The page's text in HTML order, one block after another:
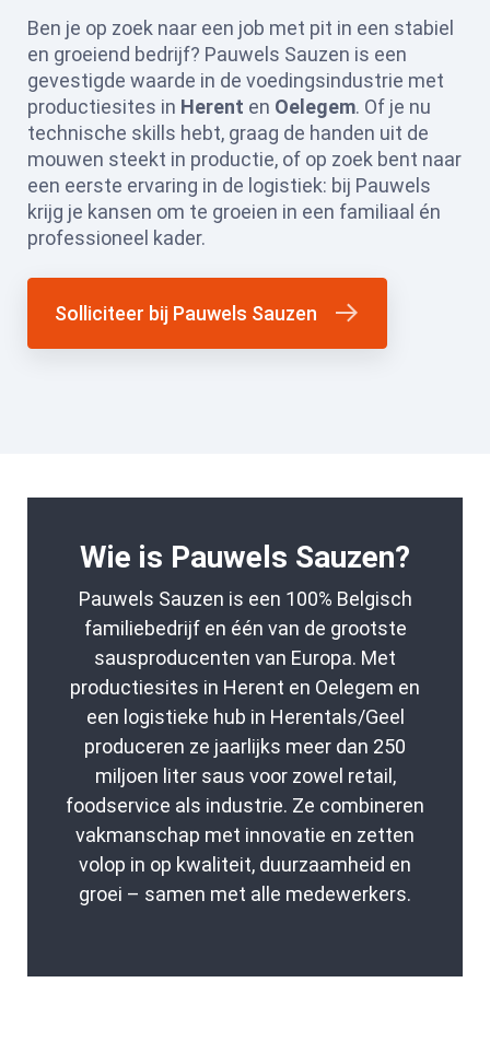
Ben je op zoek naar een job met pit in een stabiel
en groeiend bedrijf? Pauwels Sauzen is een
gevestigde waarde in de voedingsindustrie met
productiesites in Herent en Oelegem. Of je nu
technische skills hebt, graag de handen uit de
mouwen steekt in productie, of op zoek bent naar
een eerste ervaring in de logistiek: bij Pauwels
krijg je kansen om te groeien in een familiaal én
professioneel kader.
Solliciteer bij Pauwels Sauzen
Wie is Pauwels Sauzen?
Pauwels Sauzen is een 100% Belgisch
familiebedrijf en één van de grootste
sausproducenten van Europa. Met
productiesites in Herent en Oelegem en
een logistieke hub in Herentals/Geel
produceren ze jaarlijks meer dan 250
miljoen liter saus voor zowel retail,
foodservice als industrie. Ze combineren
vakmanschap met innovatie en zetten
volop in op kwaliteit, duurzaamheid en
groei – samen met alle medewerkers.